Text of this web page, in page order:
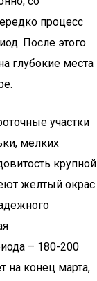
процесс
После этого
глубокие места
участки
мелких
крупной
желтый окрас
– 180-200
на конец марта,